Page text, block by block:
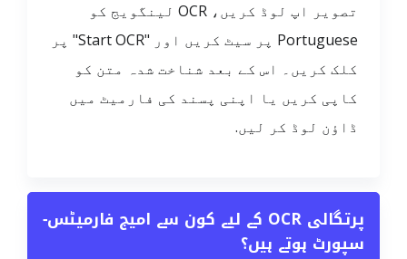
تصویر اپ لوڈ کریں، OCR لینگویج کو
Portuguese پر سیٹ کریں اور "Start OCR" پر
کلک کریں۔ اس کے بعد شناخت شدہ متن کو
کاپی کریں یا اپنی پسند کی فارمیٹ میں
ڈاؤن لوڈ کر لیں.
پرتگالی OCR کے لیے کون سے امیج فارمیٹس
سپورٹ ہوتے ہیں؟
−